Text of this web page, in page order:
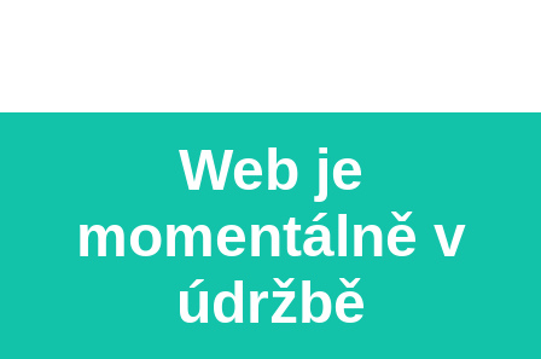
Web je
momentálně v
údržbě